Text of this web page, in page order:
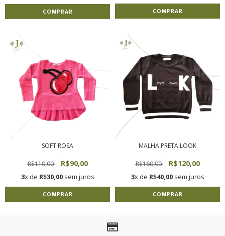
COMPRAR COMPRAR
SOFT ROSA
R$110,00 R$90,00
3x de R$30,00sem juros
COMPRAR
MALHA PRETA LOOK
R$160,00 R$120,00
3x de R$40,00sem juros
COMPRAR